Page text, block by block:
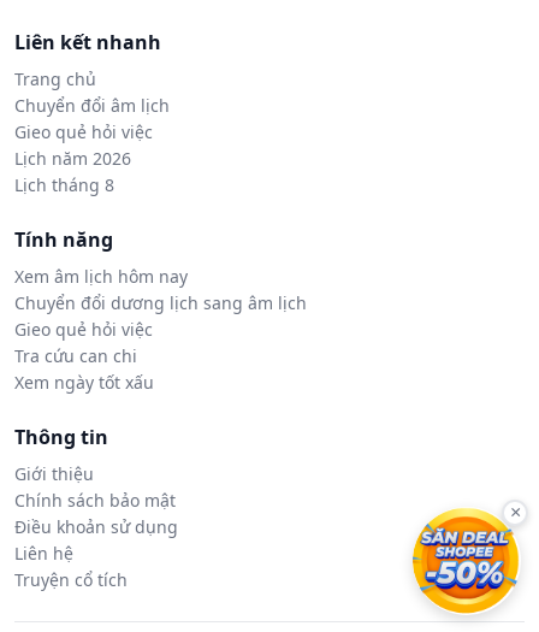
Liên kết nhanh
Trang chủ
Chuyển đổi âm lịch
Gieo quẻ hỏi việc
Lịch năm 2026
Lịch tháng 8
Tính năng
Xem âm lịch hôm nay
Chuyển đổi dương lịch sang âm lịch
Gieo quẻ hỏi việc
Tra cứu can chi
Xem ngày tốt xấu
Thông tin
Giới thiệu
Chính sách bảo mật
Điều khoản sử dụng
Liên hệ
Truyện cổ tích
×